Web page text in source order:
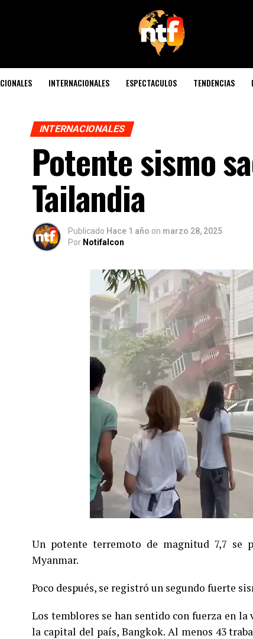
INTERNACIONALES ESPECTACULOS TENDENCIAS
INTERNACIONALES
Potente sismo
Tailandia
Publicado Hace 1 año on marzo 28, 2025
Por Notifalcon
Un potente terremoto de magnitud 7,7 se
Myanmar.
Poco después, se registró un segundo fuerte
Los temblores se han sentido con fuerza en
la capital del país, Bangkok. Al menos 43